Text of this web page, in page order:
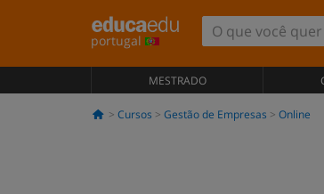
portugal
MESTRADO
Cursos Gestão de Empresas Online